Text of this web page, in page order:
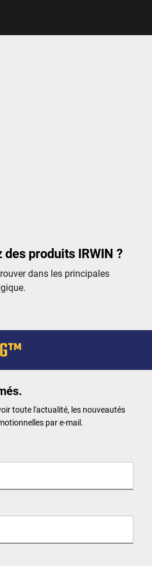
des produits IRWIN ?
dans les principales
toute l'actualité, les nouveautés
par e-mail.